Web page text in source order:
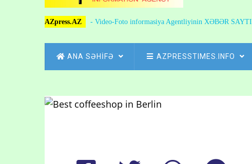
AZpress.AZ - Video-Foto informasiya Agentliyinin XƏBƏR SAYTI
MAIN
NAVIGATION
ANA SƏHİFƏ AZPRESSTIMES.INFO
Breadcrumb